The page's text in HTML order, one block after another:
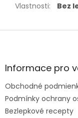
Vlastnosti: Bez
Z
ä
e
Informace pro
Obchodné
Podmínky ochrany
Bezlepkové recepty